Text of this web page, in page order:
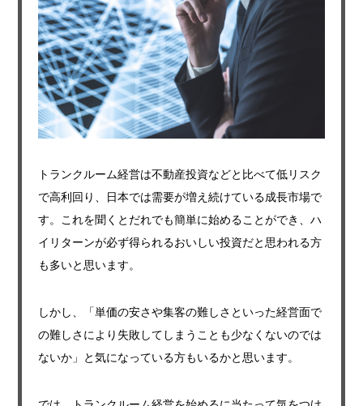
トランクルーム経営は不動産投資などと比べて低リスク
で高利回り、日本では需要が増え続けている成長市場で
す。これを聞くとだれでも簡単に始めることができ、ハ
イリターンが必ず得られるおいしい投資だと思われる方
も多いと思います。
しかし、「単価の安さや集客の難しさといった経営面で
の難しさにより失敗してしまうことも少なくないのでは
ないか」と気になっている方もいるかと思います。